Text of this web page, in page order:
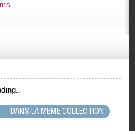
DANS LA MEME COLLECTION